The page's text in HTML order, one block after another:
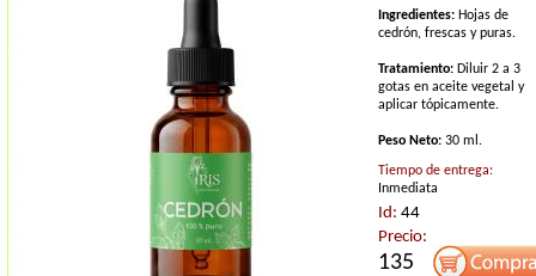
Ingredientes: Hojas de
cedrón, frescas y puras.
Tratamiento: Diluir 2 a 3
gotas en aceite vegetal y
aplicar tópicamente.
Peso Neto: 30 ml.
Tiempo de entrega:
Inmediata
Id: 44
Precio:
135